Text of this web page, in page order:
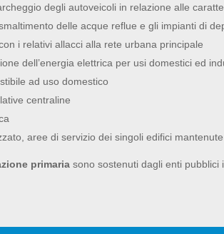
degli autoveicoli in relazione alle
delle acque reflue e gli impianti di
i relativi allacci alla rete urbana principale
dell’energia elettrica per usi domestici ed
ad uso domestico
centraline
aree di servizio dei singoli edifici
primaria sono sostenuti dagli enti pubblici